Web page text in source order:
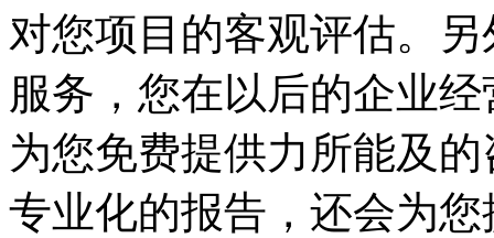
对您项目的客观评估。
服务，您在以后的企业
为您免费提供力所能及
专业化的报告， 还会为